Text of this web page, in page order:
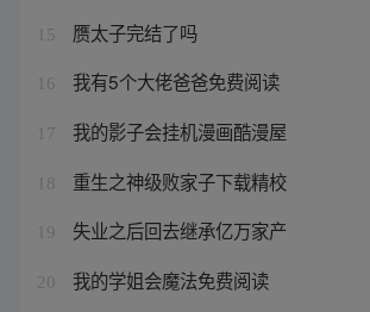
15 赝太子完结了吗
16 我有5个大佬爸爸免费阅读
17 我的影子会挂机漫画酷漫屋
18 重生之神级败家子下载精校
19 失业之后回去继承亿万家产
20 我的学姐会魔法免费阅读